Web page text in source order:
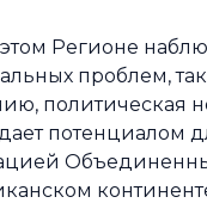
Регионе
проблем,
политическая
потенциалом